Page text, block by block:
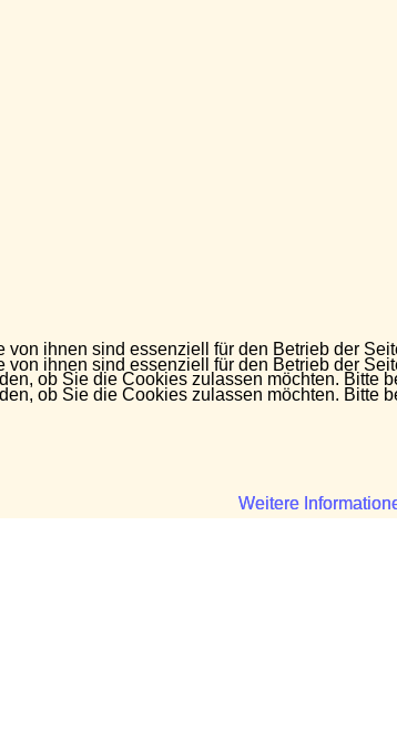
ihnen sind essenziell für den Betrieb der
ob Sie die Cookies zulassen möchten.
Weitere
ihnen sind essenziell für den Betrieb der
ob Sie die Cookies zulassen möchten.
Weitere